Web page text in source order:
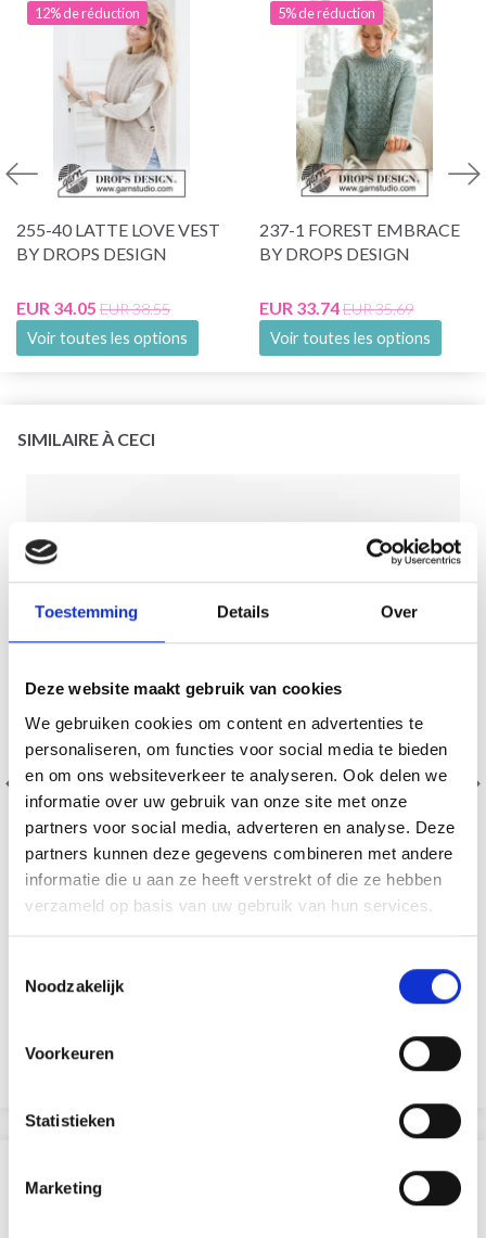
Toestemming Details Over
Deze website maakt gebruik van cookies
We gebruiken cookies om content en advertenties te
personaliseren, om functies voor social media te bieden
en om ons websiteverkeer te analyseren. Ook delen we
informatie over uw gebruik van onze site met onze
partners voor social media, adverteren en analyse. Deze
partners kunnen deze gegevens combineren met andere
informatie die u aan ze heeft verstrekt of die ze hebben
verzameld op basis van uw gebruik van hun services.
Noodzakelijk
Voorkeuren
Statistieken
Marketing
12% de réduction
255-40 LATTE LOVE VEST
BY DROPS DESIGN
EUR 34.05 EUR 38.55
Voir toutes les options
5% de réduction
237-1 FOREST EMBRACE
BY DROPS DESIGN
EUR 33.74EUR 35.69
Voir toutes les options
SIMILAIRE À CECI
DROPS PARIS
EUR 1.55